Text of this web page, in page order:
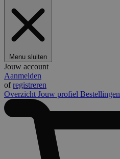
Menu sluiten
Jouw account
Aanmelden
ofregistreren
Overzicht Jouw profiel Bestellingen